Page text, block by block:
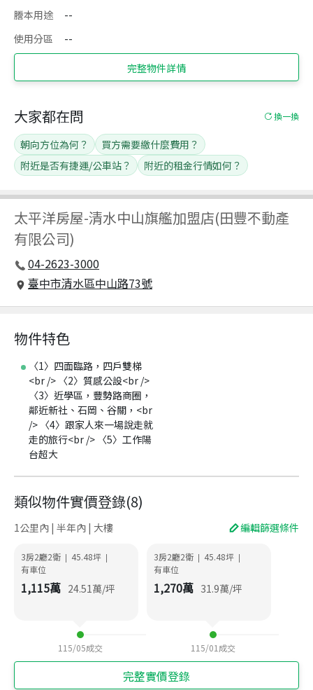
謄本用途
--
使用分區
--
完整物件詳情
太平洋房屋-清水中山旗艦加盟店(田豐不動產
有限公司)
04-2623-3000
臺中市清水區中山路73號
大家都在問 換一換
朝向方位為何？
買方需要繳什麼費用？
附近是否有捷運/公車站？
附近的租金行情如何？
物件特色
〈1〉四面臨路，四戶雙梯
<br /> 〈2〉質感公設<br />
〈3〉近學區，豐勢路商圈，
鄰近新社、石岡、谷關，<br
/> 〈4〉跟家人來一場說走就
走的旅行<br /> 〈5〉工作陽
台超大
類似物件實價登錄(8)
1公里內 | 半年內 | 大樓 編輯篩選條件
3房2廳2衛 | 45.48坪 |
有車位
1,115萬 24.51萬/坪
115/05成交
3房2廳2衛 | 45.48坪 |
有車位
1,270萬 31.9萬/坪
115/01 成交
完整實價登錄